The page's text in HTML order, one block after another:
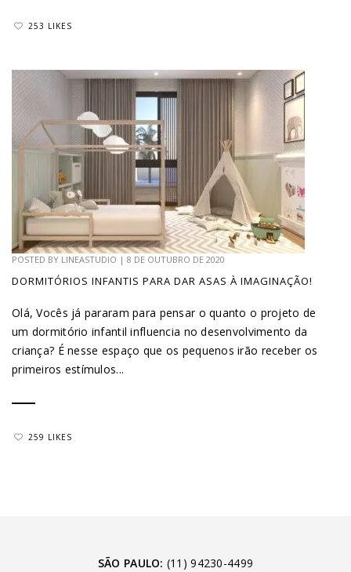
253 LIKES
POSTED BY LINEASTUDIO | 8 DE OUTUBRO DE 2020
DORMITÓRIOS INFANTIS PARA DAR ASAS À IMAGINAÇÃO!
Olá, Vocês já pararam para pensar o quanto o projeto de
um dormitório infantil influencia no desenvolvimento da
criança? É nesse espaço que os pequenos irão receber os
primeiros estímulos...
259 LIKES
SÃO PAULO: (11) 94230-4499